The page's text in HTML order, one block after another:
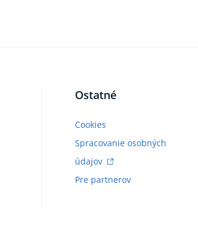
Ostatné
Cookies
Spracovanie osobných
údajov
Pre partnerov